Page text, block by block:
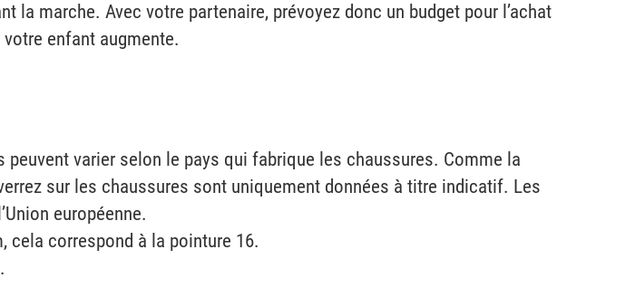
marche. Avec votre partenaire, prévoyez donc un budget pour l’achat
enfant augmente.
peuvent varier selon le pays qui fabrique les chaussures. Comme la
sur les chaussures sont uniquement données à titre indicatif. Les
européenne.
cela correspond à la pointure 16.